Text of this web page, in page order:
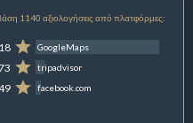
1140 αξιολογήσεις από πλατφόρμες:
GoogleMaps
tripadvisor
facebook.com